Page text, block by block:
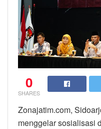
0
SHARES
Zonajatim.com,
menggelar sosialisasi